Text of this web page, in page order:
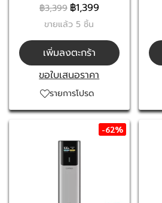
฿3,399 ฿1,399
ขายแล้ว 5 ชิ้น
เพิ่มลงตะกร้า
ขอใบเสนอราคา
รายการโปรด
-62%